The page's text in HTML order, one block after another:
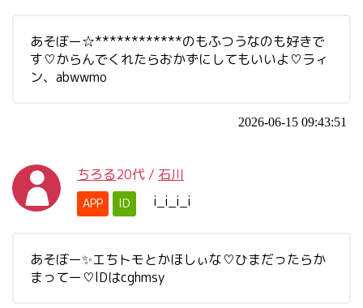
あそぼー☆************のもふつうなのも好きで
す♡からんでくれたらおかずにしてもいいよ♡ラィ
ン、abwwmo
2026-06-15 09:43:51
ちろる20代 / 石川
APP ID i_i_i_i
あそぼー✨エちトモとかほしぃな♡ひまだったらか
まってー♡lDはcghmsy